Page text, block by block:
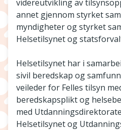
videreutvikling av
annet gjennom styrket
myndigheter og styrket
Helsetilsynet og
Helsetilsynet har i
sivil beredskap og
veileder for Felles tilsyn
beredskapsplikt og
med
Helsetilsynet og